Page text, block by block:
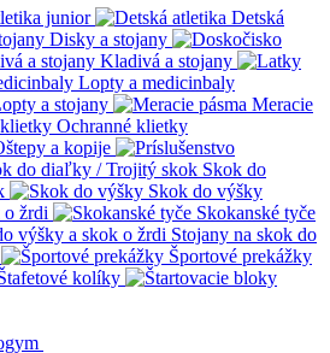
junior
Detská
Disky a stojany
Kladivá a stojany
Lopty a medicinbaly
a stojany
Meracie
Ochranné klietky
a kopije
Skok do
Skok do výšky
o žrdi
Skokanské tyče
Stojany na skok do
Športové prekážky
kolíky